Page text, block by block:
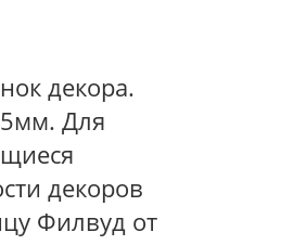
декора.
Для
декоров
Филвуд от